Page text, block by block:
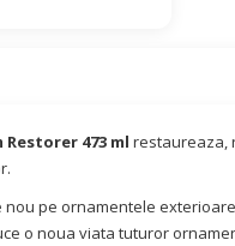
473 ml restaureaza,
pe ornamentele
o noua viata tuturor